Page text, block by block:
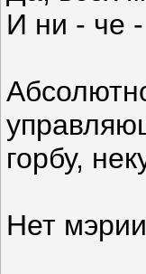
И ни - че -
горбу,
Нет